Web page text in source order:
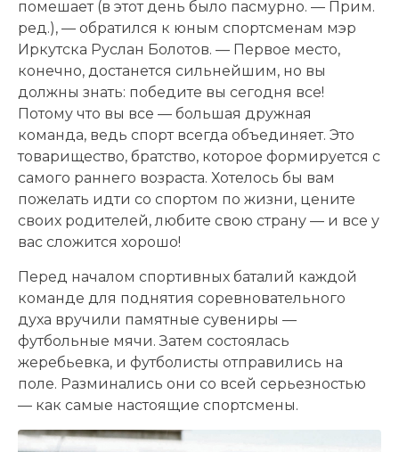
помешает (в этот день было пасмурно. — Прим.
ред.), — обратился к юным спортсменам мэр
Иркутска Руслан Болотов. — Первое место,
конечно, достанется сильнейшим, но вы
должны знать: победите вы сегодня все!
Потому что вы все — большая дружная
команда, ведь спорт всегда объединяет. Это
товарищество, братство, которое формируется с
самого раннего возраста. Хотелось бы вам
пожелать идти со спортом по жизни, цените
своих родителей, любите свою страну — и все у
вас сложится хорошо!
Перед началом спортивных баталий каждой
команде для поднятия соревновательного
духа вручили памятные сувениры —
футбольные мячи. Затем состоялась
жеребьевка, и футболисты отправились на
поле. Разминались они со всей серьезностью
— как самые настоящие спортсмены.